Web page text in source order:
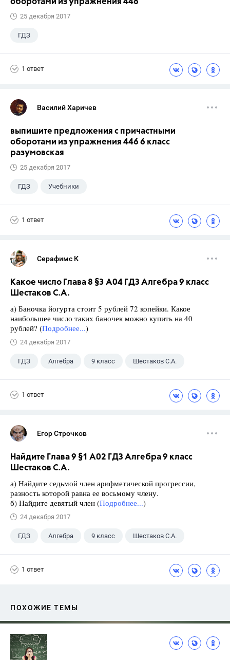
25 декабря 2017
ГДЗ
1 ответ
Василий Харичев
выпишите предложения с причастными
оборотами из упражнения 446 6 класс
разумовская
25 декабря 2017
ГДЗ Учебники
1 ответ
Серафимс К
Какое число Глава 8 §3 А04 ГДЗ Алгебра 9 класс
Шестаков С.А.
а) Баночка йогурта стоит 5 рублей 72 копейки. Какое
наибольшее число таких баночек можно купить на 40
рублей? (Подробнее...)
24 декабря 2017
ГДЗ Алгебра 9 класс Шестаков С.А.
1 ответ
Егор Строчков
Найдите Глава 9 §1 А02 ГДЗ Алгебра 9 класс
Шестаков С.А.
а) Найдите седьмой член арифметической прогрессии,
разность которой равна ее восьмому члену.
б) Найдите девятый член (Подробнее...)
24 декабря 2017
ГДЗ Алгебра 9 класс Шестаков С.А.
1 ответ
ПОХОЖИЕ ТЕМЫ